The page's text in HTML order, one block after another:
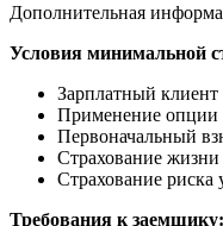
Дополнительная
Условия минимальной
Зарплатный
Применение опции
Первоначальный
Страхование жизни
Страхование риска
Требования к заемщику: